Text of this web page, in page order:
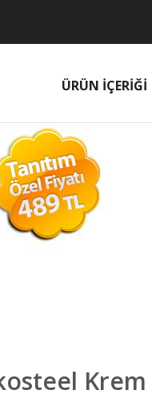
ÜRÜN İÇERİĞİ
Krem